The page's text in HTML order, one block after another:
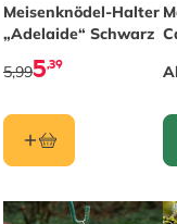
Meisenknödel-Halter
„Adelaide“ Schwarz
5,39
5,99